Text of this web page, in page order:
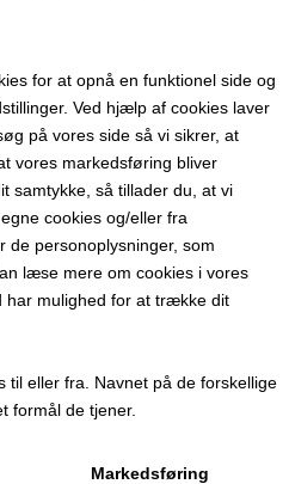
for at opnå en funktionel side og
Ved hjælp af cookies laver
på vores side så vi sikrer, at
vores markedsføring bliver
samtykke, så tillader du, at vi
cookies og/eller fra
de personoplysninger, som
læse mere om cookies i vores
har mulighed for at trække dit
til eller fra. Navnet på de forskellige
formål de tjener.
Markedsføring